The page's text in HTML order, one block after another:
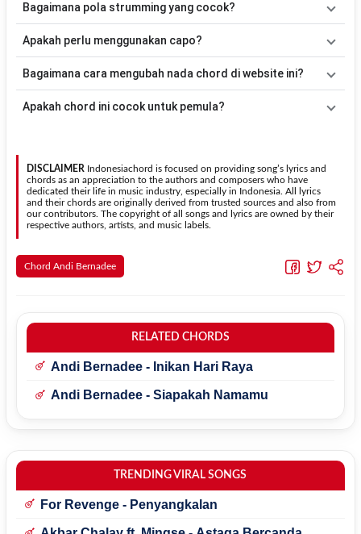
memainkan lagu ini.
Bernadee. Pada halaman ini tersedia versi chord gitar yang lebih
Bagaimana pola strumming yang cocok?
acuan, kamu dapat menggunakan pola
laguAku Nak Kahwin.
Apakah perlu menggunakan capo?
kunci dasarG. Jika ingin mengikuti nada asli penyanyi, kamu dapat
kebutuhan.
Bagaimana cara mengubah nada chord di website ini?
Transpose (bawah)untuk menurunkan nada. Seluruh chord akan
Apakah chord ini cocok untuk pemula?
dipelajari oleh pemula tanpa menghilangkan struktur dasar lagu.
DISCLAIMER Indonesiachord is focused on providing song’s lyrics and
chords as an appreciation to the authors and composers who have
dedicated their life in music industry, especially in Indonesia. All lyrics
and their chords are originally derived from trusted sources and also from
our contributors. The copyright of all songs and lyrics are owned by their
respective authors, artists, and music labels.
Chord Andi Bernadee
RELATED CHORDS
Andi Bernadee - Inikan Hari Raya
Andi Bernadee - Siapakah Namamu
TRENDING VIRAL SONGS
For Revenge - Penyangkalan